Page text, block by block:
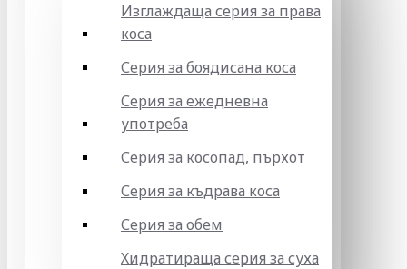
Изглаждаща серия за права
коса
Серия за боядисана коса
Серия за ежедневна
употреба
Серия за косопад, пърхот
Серия за къдрава коса
Серия за обем
Хидратираща серия за суха